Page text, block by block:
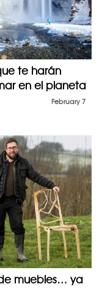
te harán
en el planeta
February 7
muebles… ya